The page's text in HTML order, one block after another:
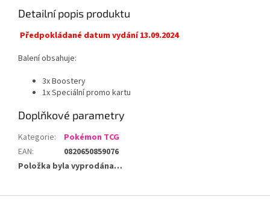
Detailní popis produktu
Předpokládané datum vydání 13.09.2024
Balení obsahuje:
3x Boostery
1x Speciální promo kartu
Doplňkové parametry
Kategorie:
Pokémon TCG
EAN:
0820650859076
Položka byla vyprodána…